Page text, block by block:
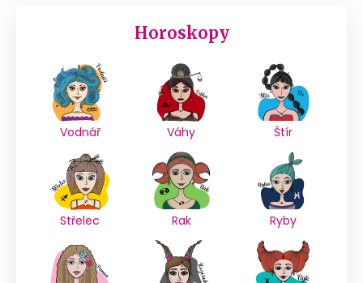
Horoskopy
Vodnář Váhy Štír
Střelec Rak Ryby